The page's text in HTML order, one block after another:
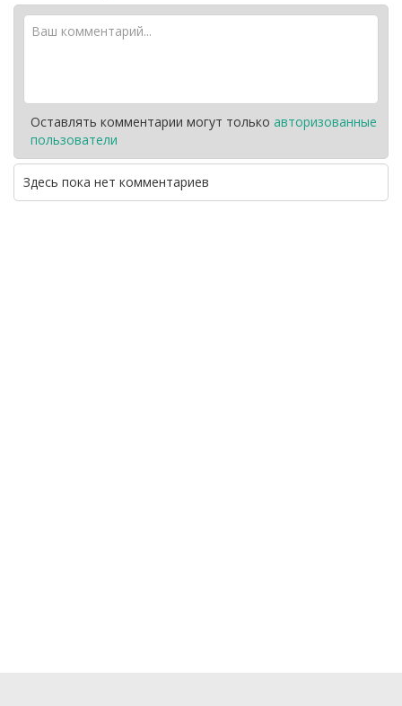
Оставлять комментарии могут только авторизованные
пользователи
Здесь пока нет комментариев